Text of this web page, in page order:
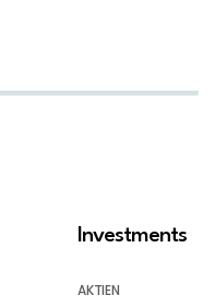
Investments
AKTIEN